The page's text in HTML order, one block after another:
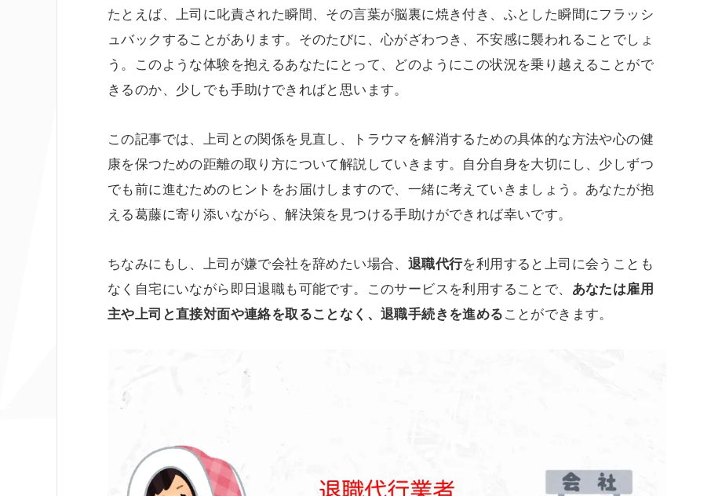
たとえば、上司に叱責された瞬間、その言葉が脳裏に焼き付き、ふとした瞬間にフラッシ
ュバックすることがあります。そのたびに、心がざわつき、不安感に襲われることでしょ
う。このような体験を抱えるあなたにとって、どのようにこの状況を乗り越えることがで
きるのか、少しでも手助けできればと思います。
この記事では、上司との関係を見直し、トラウマを解消するための具体的な方法や心の健
康を保つための距離の取り方について解説していきます。自分自身を大切にし、少しずつ
でも前に進むためのヒントをお届けしますので、一緒に考えていきましょう。あなたが抱
える葛藤に寄り添いながら、解決策を見つける手助けができれば幸いです。
ちなみにもし、上司が嫌で会社を辞めたい場合、 退職代行を利用すると上司に会うことも
なく自宅にいながら即日退職も可能です。このサービスを利用することで、 あなたは雇用
主や上司と直接対面や連絡を取ることなく、退職手続きを進めることができます。